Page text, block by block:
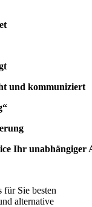
und kommuniziert
Ihr unabhängiger
für Sie besten
alternative